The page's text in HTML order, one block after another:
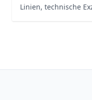
Linien, technische